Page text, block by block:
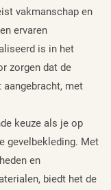
vakmanschap en
ervaren
is in het
zorgen dat de
met
keuze als je op
gevelbekleding. Met
en
biedt het de